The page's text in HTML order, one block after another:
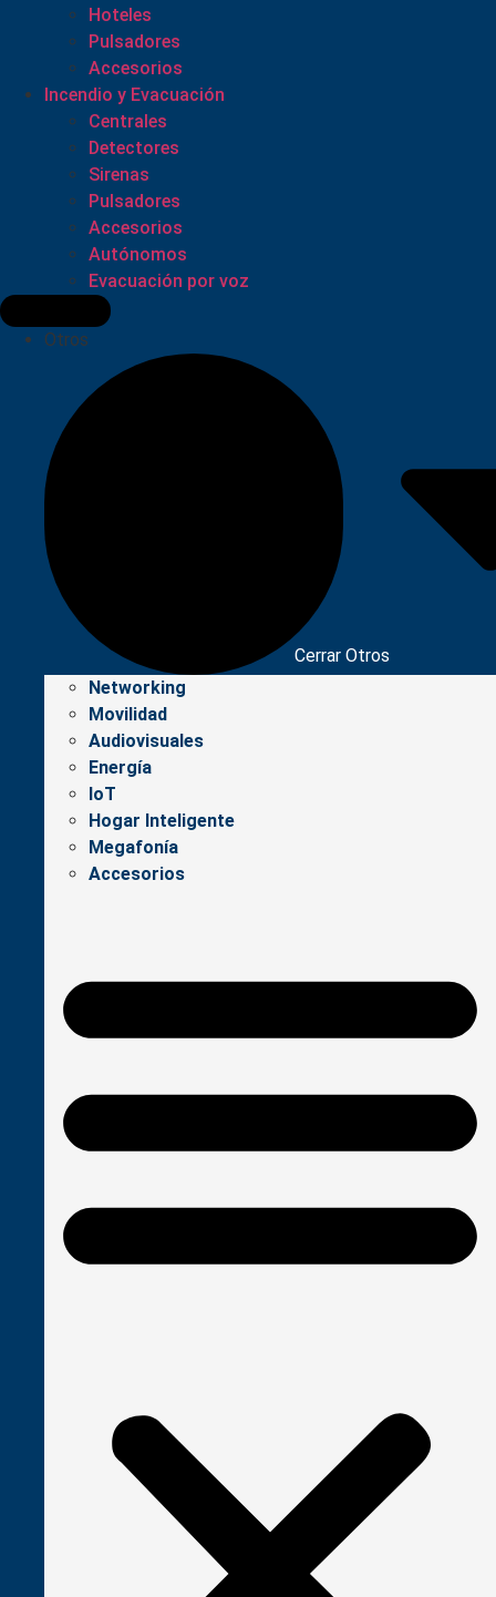
Hoteles
Pulsadores
Accesorios
Incendio y Evacuación
Centrales
Detectores
Sirenas
Pulsadores
Accesorios
Autónomos
Evacuación por voz
Otros
Cerrar Otros
Networking
Movilidad
Audiovisuales
Energía
IoT
Hogar Inteligente
Megafonía
Accesorios